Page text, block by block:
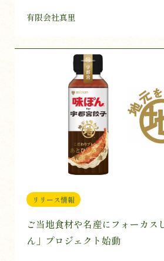
ングでスタート！
有限会社真里
リリース情報
ご当地食材や名産にフォーカス
ん」プロジェクト始動